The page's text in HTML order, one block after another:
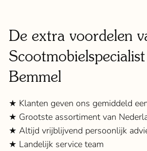
De extra voordelen
Bemmel
★ Klanten geven ons gemiddeld
★ Grootste assortiment van
★ Altijd vrijblijvend persoonlijk
★ Landelijk service team